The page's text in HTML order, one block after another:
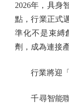
2026年，具身
點，行業正式
準化不是束縛
劑，成為連接
行業將迎「
千尋智能聯